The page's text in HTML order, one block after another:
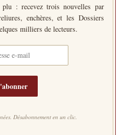
: recevez trois nouvelles par
enchères, et les Dossiers
milliers de lecteurs.
Désabonnement en un clic.